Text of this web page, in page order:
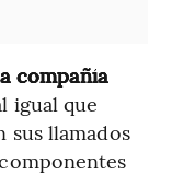
compañía
igual que
sus llamados